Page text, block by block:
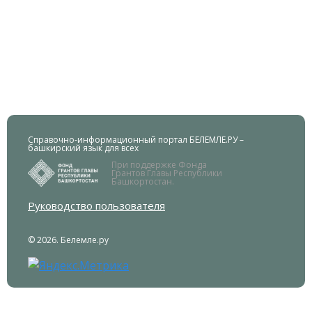
Справочно-информационный портал БЕЛЕМЛЕ.РУ –
башкирский язык для всех
При поддержке Фонда
Грантов Главы Республики
Башкортостан.
Руководство пользователя
© 2026. Белемле.ру